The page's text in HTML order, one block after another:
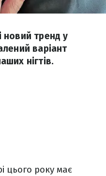
новий тренд у
варіант
нігтів.
цього року має